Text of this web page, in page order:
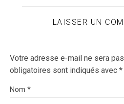
LAISSER UN
Votre adresse e-mail ne sera
obligatoires sont indiqués avec *
Nom *